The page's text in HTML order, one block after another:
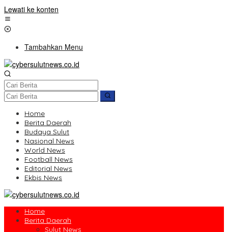
Lewati ke konten
Tambahkan Menu
Home
Berita Daerah
Budaya Sulut
Nasional News
World News
Football News
Editorial News
Ekbis News
Home
Berita Daerah
Sulut News